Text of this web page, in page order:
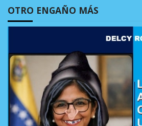
OTRO ENGAÑO MÁS